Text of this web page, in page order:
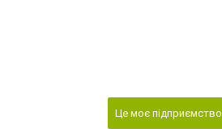
Це моє підприємство